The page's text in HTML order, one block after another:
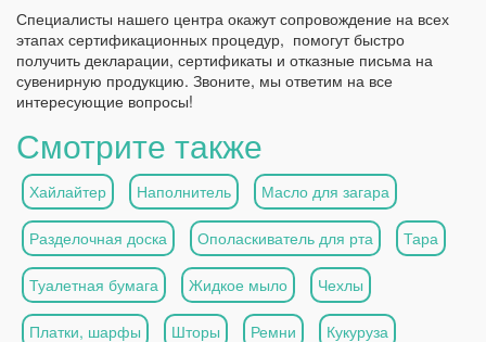
Специалисты нашего центра окажут сопровождение на всех
этапах сертификационных процедур, помогут быстро
получить декларации, сертификаты и отказные письма на
сувенирную продукцию. Звоните, мы ответим на все
интересующие вопросы!
Смотрите также
Хайлайтер Наполнитель Масло для загара
Разделочная доска Ополаскиватель для рта Тара
Туалетная бумага Жидкое мыло Чехлы
Платки, шарфы Шторы Ремни Кукуруза